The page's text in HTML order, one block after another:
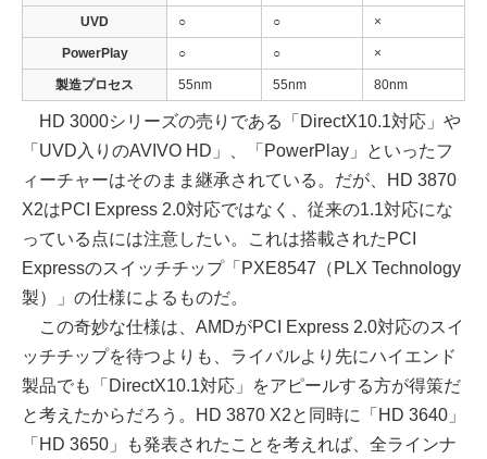
UVD ○ ○ ×
PowerPlay ○ ○ ×
製造プロセス 55nm 55nm 80nm
HD 3000シリーズの売りである「DirectX10.1対応」や
「UVD入りのAVIVO HD」、「PowerPlay」といったフ
ィーチャーはそのまま継承されている。だが、HD 3870
X2はPCI Express 2.0対応ではなく、従来の1.1対応にな
っている点には注意したい。これは搭載されたPCI
Expressのスイッチチップ「PXE8547（PLX Technology
製）」の仕様によるものだ。
この奇妙な仕様は、AMDがPCI Express 2.0対応のスイ
ッチチップを待つよりも、ライバルより先にハイエンド
製品でも「DirectX10.1対応」をアピールする方が得策だ
と考えたからだろう。HD 3870 X2と同時に「HD 3640」
「HD 3650」も発表されたことを考えれば、全ラインナ